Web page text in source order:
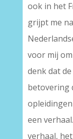
ook in het
grijpt me
voor mij
denk dat
betovering
een
verhaal,